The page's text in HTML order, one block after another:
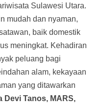
Sulawesi Utara.
mudah dan nyaman,
baik domestik
meningkat. Kehadiran
peluang bagi
alam, kekayaan
yang ditawarkan
Devi Tanos, MARS,